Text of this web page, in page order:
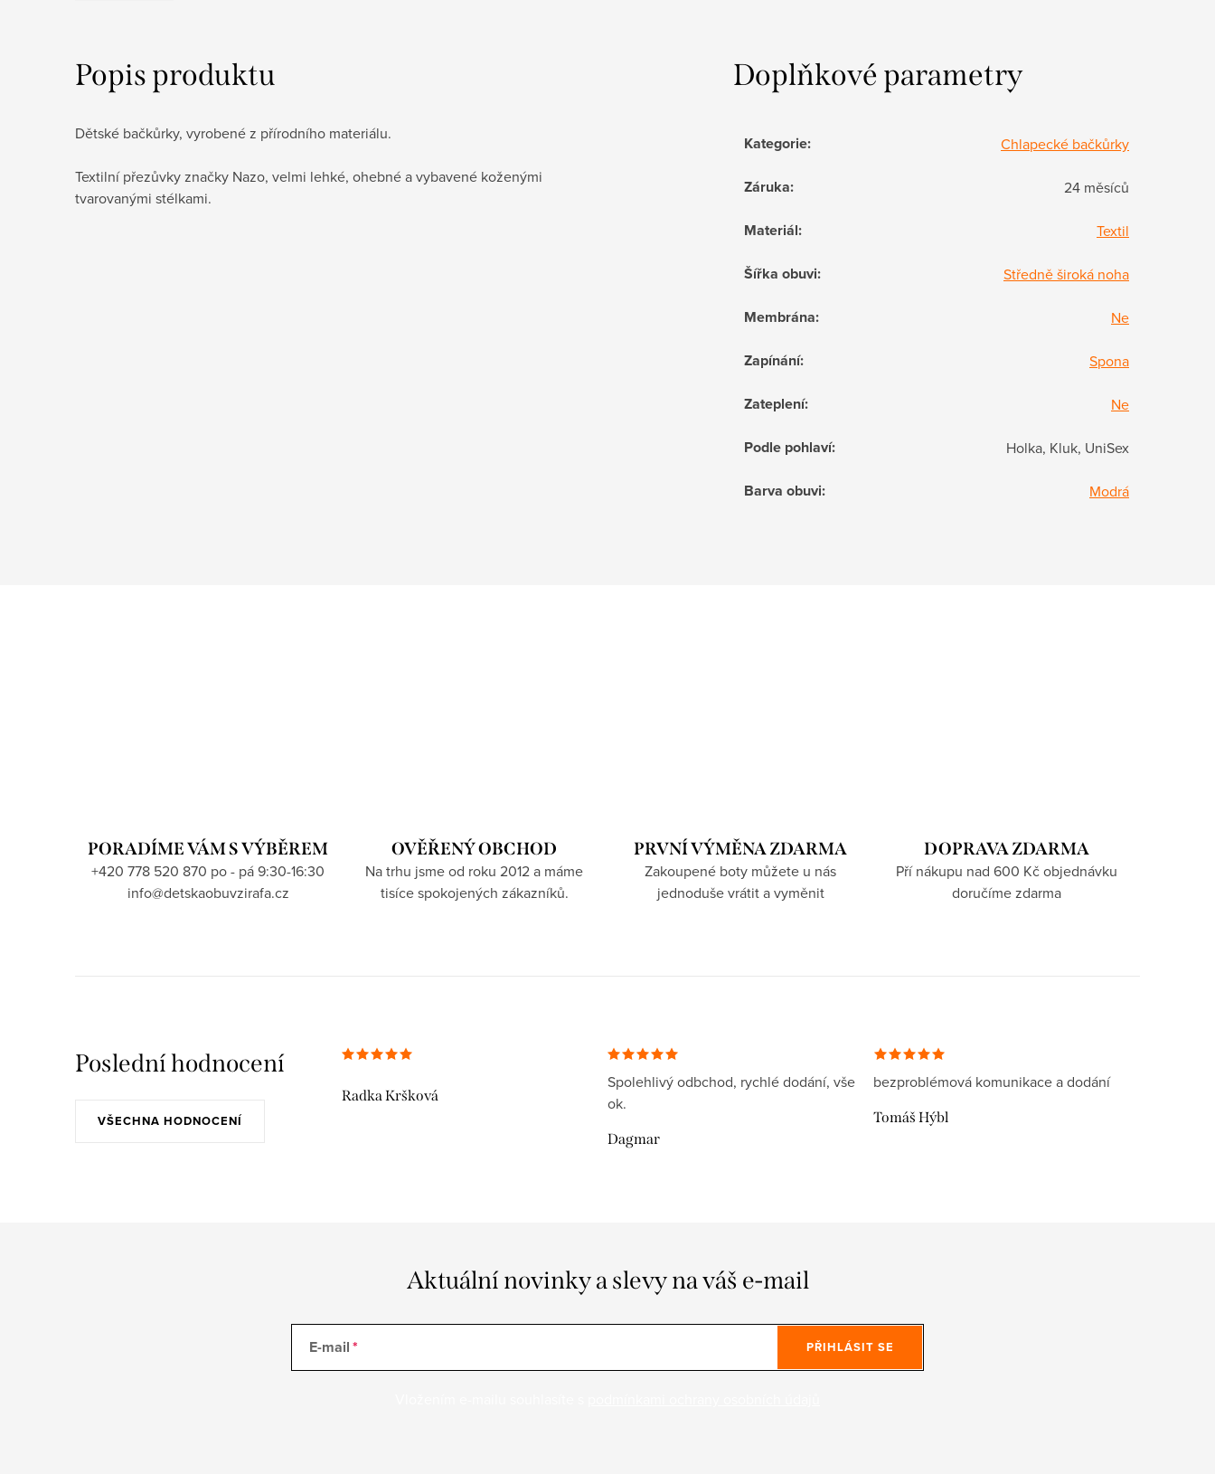
Popis produktu
Dětské bačkůrky, vyrobené z přírodního materiálu.
Textilní přezůvky značky Nazo, velmi lehké, ohebné a vybavené koženými
tvarovanými stélkami.
Doplňkové parametry
Kategorie: Chlapecké bačkůrky
Záruka: 24 měsíců
Materiál: Textil
Šířka obuvi: Středně široká noha
Membrána: Ne
Zapínání: Spona
Zateplení: Ne
Podle pohlaví: Holka, Kluk, UniSex
Barva obuvi: Modrá
PORADÍME VÁM S VÝBĚREM
+420 778 520 870 po - pá 9:30-16:30
info@detskaobuvzirafa.cz
OVĚŘENÝ OBCHOD
Na trhu jsme od roku 2012 a máme
tisíce spokojených zákazníků.
PRVNÍ VÝMĚNA ZDARMA
Zakoupené boty můžete u nás
jednoduše vrátit a vyměnit
DOPRAVA ZDARMA
Pří nákupu nad 600 Kč objednávku
doručíme zdarma
Poslední hodnocení
VŠECHNA HODNOCENÍ
Radka Kršková
Spolehlivý odbchod, rychlé dodání, vše
ok.
Dagmar
bezproblémová komunikace a dodání
Tomáš Hýbl
Aktuální novinky a slevy na váš e-mail
E-mail PŘIHLÁSIT SE